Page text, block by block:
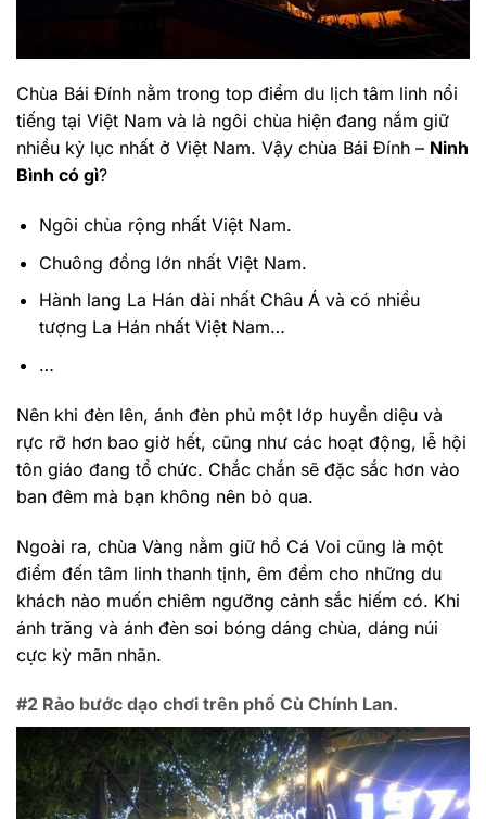
Chùa Bái Đính nằm trong top điểm du lịch tâm linh nổi
tiếng tại Việt Nam và là ngôi chùa hiện đang nắm giữ
nhiều kỷ lục nhất ở Việt Nam. Vậy chùa Bái Đính – Ninh
Bình có gì?
Ngôi chùa rộng nhất Việt Nam.
Chuông đồng lớn nhất Việt Nam.
Hành lang La Hán dài nhất Châu Á và có nhiều
tượng La Hán nhất Việt Nam…
…
Nên khi đèn lên, ánh đèn phủ một lớp huyền diệu và
rực rỡ hơn bao giờ hết, cũng như các hoạt động, lễ hội
tôn giáo đang tổ chức. Chắc chắn sẽ đặc sắc hơn vào
ban đêm mà bạn không nên bỏ qua.
Ngoài ra, chùa Vàng nằm giữ hồ Cá Voi cũng là một
điểm đến tâm linh thanh tịnh, êm đềm cho những du
khách nào muốn chiêm ngưỡng cảnh sắc hiếm có. Khi
ánh trăng và ánh đèn soi bóng dáng chùa, dáng núi
cực kỳ mãn nhãn.
#2 Rảo bước dạo chơi trên phố Cù Chính Lan.